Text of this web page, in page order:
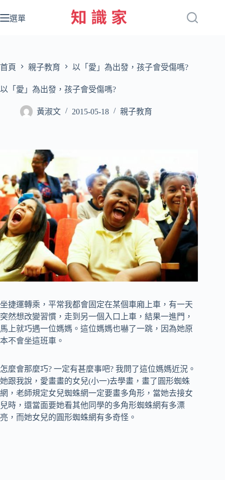
至
容
選單
首頁 親子教育 以「愛」為出發，孩子會受傷嗎?
以「愛」為出發，孩子會受傷嗎?
黃淑文 2015-05-18 親子教育
坐捷運轉乘，平常我都會固定在某個車廂上車，有一天
突然想改變習慣，走到另一個入口上車，結果一進門，
馬上就巧遇一位媽媽。這位媽媽也嚇了一跳，因為她原
本不會坐這班車。
怎麼會那麼巧? 一定有甚麼事吧? 我問了這位媽媽近況。
她跟我說，愛畫畫的女兒(小一)去學畫，畫了圓形蜘蛛
網，老師規定女兒蜘蛛網一定要畫多角形，當她去接女
兒時，還當面要她看其他同學的多角形蜘蛛網有多漂
亮，而她女兒的圓形蜘蛛網有多奇怪。